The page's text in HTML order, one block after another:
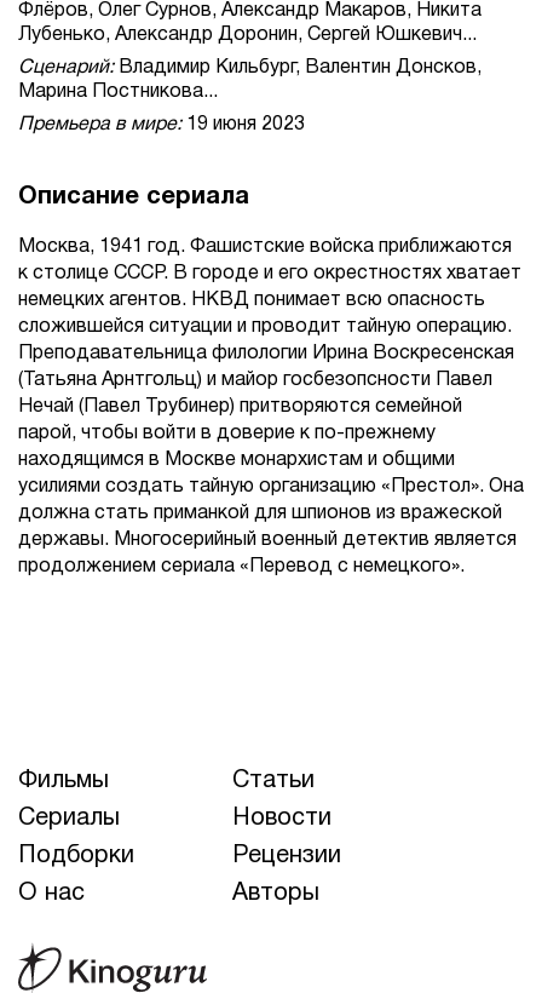
Флёров, Олег Сурнов, Александр Макаров, Никита
Лубенько, Александр Доронин, Сергей Юшкевич...
Сценарий:Владимир Кильбург, Валентин Донсков,
Марина Постникова...
Премьера в мире:19 июня 2023
Описание сериала
Москва, 1941 год. Фашистские войска приближаются
к столице СССР. В городе и его окрестностях хватает
немецких агентов. НКВД понимает всю опасность
сложившейся ситуации и проводит тайную операцию.
Преподавательница филологии Ирина Воскресенская
(Татьяна Арнтгольц) и майор госбезопсности Павел
Нечай (Павел Трубинер) притворяются семейной
парой, чтобы войти в доверие к по-прежнему
находящимся в Москве монархистам и общими
усилиями создать тайную организацию «Престол». Она
должна стать приманкой для шпионов из вражеской
державы. Многосерийный военный детектив является
продолжением сериала «Перевод с немецкого».
Фильмы
Статьи
Сериалы
Новости
Подборки
Рецензии
О нас
Авторы